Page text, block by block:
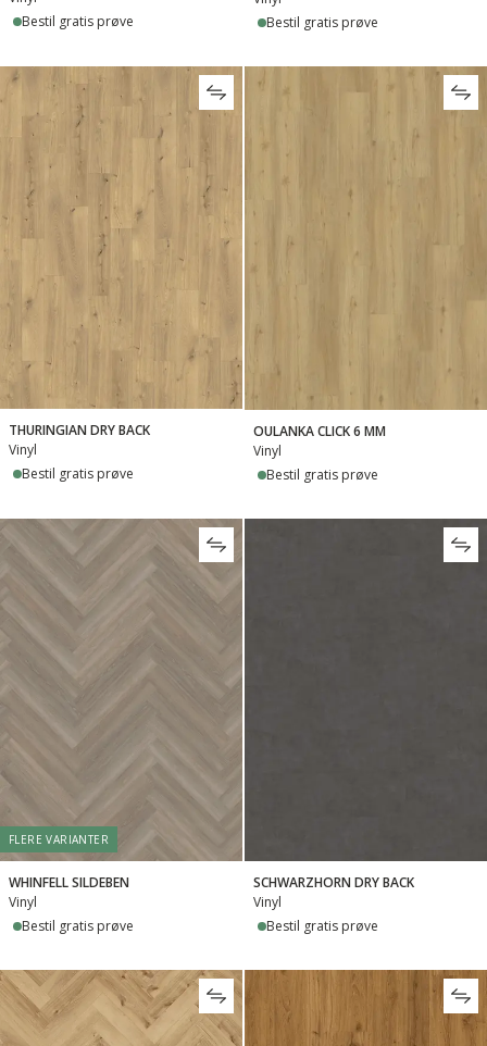
Bestil gratis prøve
Bestil gratis prøve
THURINGIAN DRY BACK
Vinyl
Bestil gratis prøve
OULANKA CLICK 6 MM
Vinyl
Bestil gratis prøve
FLERE VARIANTER
WHINFELL SILDEBEN
Vinyl
Bestil gratis prøve
SCHWARZHORN DRY BACK
Vinyl
Bestil gratis prøve